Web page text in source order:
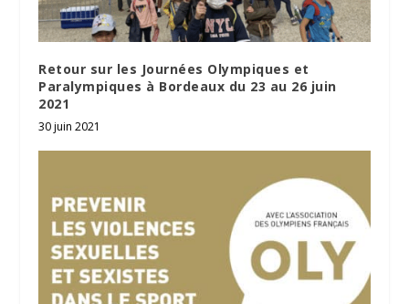
Retour sur les Journées Olympiques et
Paralympiques à Bordeaux du 23 au 26 juin
2021
30 juin 2021